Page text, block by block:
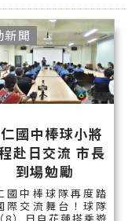
國中棒球小將
赴日交流 市長
到場勉勵
國中棒球隊再度踏
際交流舞台！球隊
新聞